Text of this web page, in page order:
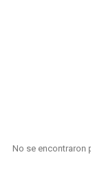
No se encontraron